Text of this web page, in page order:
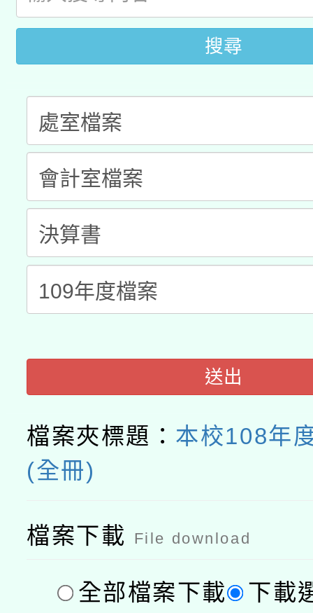
礎課程
A3數位素養講師名單
「數位內容與教學軟體
pilot」
有關大陸委員會函釋公
薪期間赴陸應申請許可
轉知經濟部水利署委託
業技術研究院辦理「
用水績優單位及節水達
動」
115年8月22日(星期六
桃園市孔廟祈福系列
開 智慧啟航」
2026年桃園地景藝術
搜尋
送出
檔案夾標題： 本校108年
(全冊)
檔案下載 File download
全部檔案下載 下載